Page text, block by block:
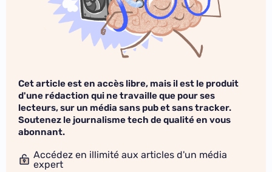
Cet article est en accès libre, mais il est le produit
d'une rédaction qui ne travaille que pour ses
lecteurs, sur un média sans pub et sans tracker.
Soutenez le journalisme tech de qualité en vous
abonnant.
Accédez en illimité aux articles d'un média
expert